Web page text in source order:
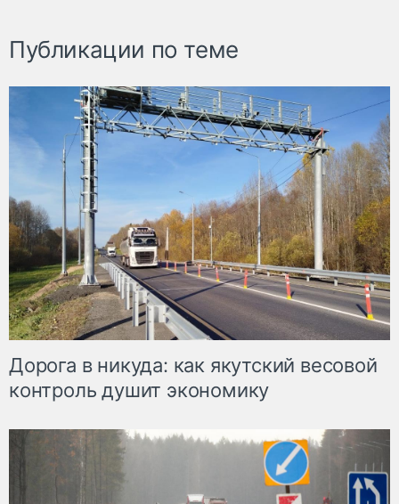
Публикации по теме
Дорога в никуда: как якутский весовой
контроль душит экономику